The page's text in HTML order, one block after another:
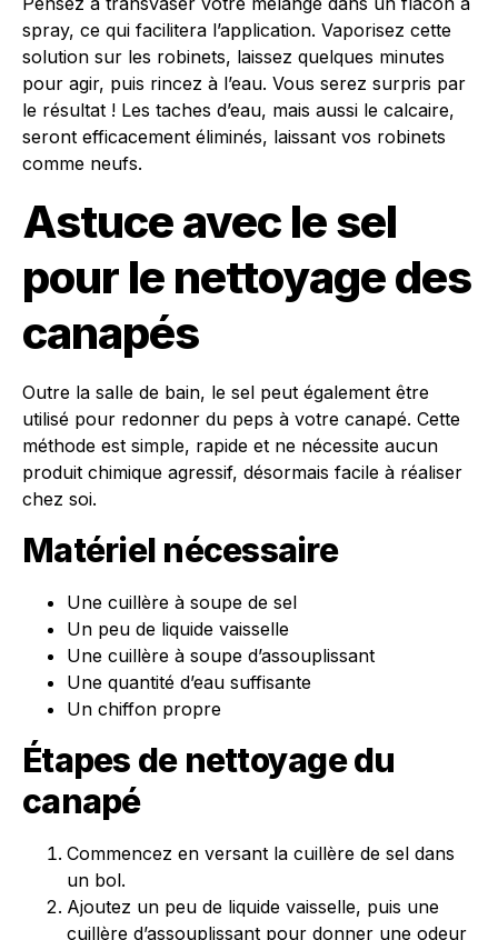
spray, ce qui facilitera l’application. Vaporisez cette
solution sur les robinets, laissez quelques minutes
pour agir, puis rincez à l’eau. Vous serez surpris par
le résultat ! Les taches d’eau, mais aussi le calcaire,
seront efficacement éliminés, laissant vos robinets
comme neufs.
Astuce avec le sel
pour le nettoyage des
canapés
Outre la salle de bain, le sel peut également être
utilisé pour redonner du peps à votre canapé. Cette
méthode est simple, rapide et ne nécessite aucun
produit chimique agressif, désormais facile à réaliser
chez soi.
Matériel nécessaire
Une cuillère à soupe de sel
Un peu de liquide vaisselle
Une cuillère à soupe d’assouplissant
Une quantité d’eau suffisante
Un chiffon propre
Étapes de nettoyage du
canapé
Commencez en versant la cuillère de sel dans
un bol.
Ajoutez un peu de liquide vaisselle, puis une
cuillère d’assouplissant pour donner une odeur